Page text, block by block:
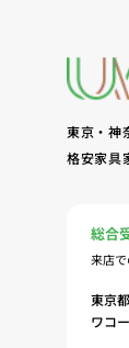
客様お
守、管
への同
する情
事業者
に保有
突合し
調査・
東京・神
格安家具
総合
来店
東京
ワコ